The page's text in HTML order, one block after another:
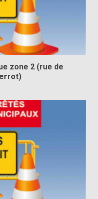
zone 2 (rue de